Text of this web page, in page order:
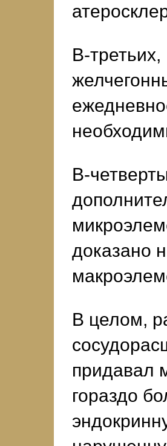
В-
В-
доказано
В целом,
придавал
гораздо